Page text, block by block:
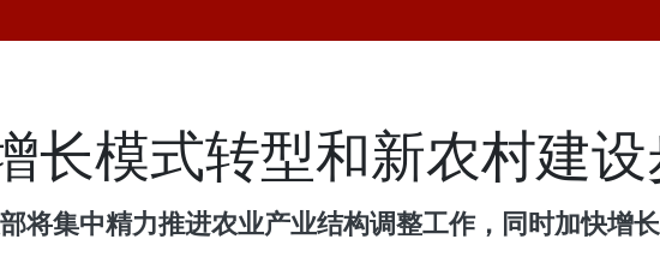
长模式转型和新农村建
将集中精力推进农业产业结构调整工作，同时加快增